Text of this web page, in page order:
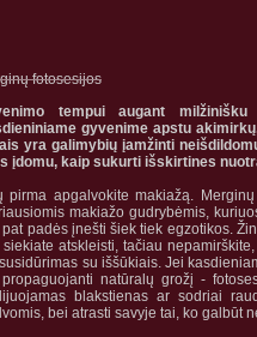
fotosesijos
tempui augant
gyvenime apstu
yra galimybių įamžinti
įdomu, kaip sukurti išskirtines
pirma apgalvokite makiažą.
makiažo gudrybėmis,
padės įnešti šiek tiek egzotikos.
atskleisti, tačiau
su iššūkiais. Jei
natūralų grožį -
blakstienas ar sodriai
bei atrasti savyje tai, ko galbūt